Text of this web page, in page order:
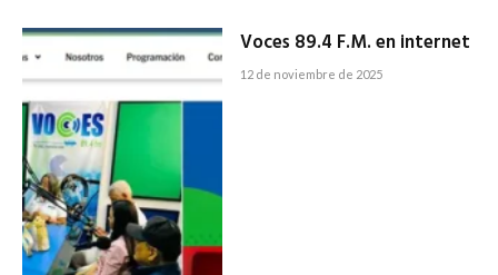
Voces 89.4 F.M. en internet
12 de noviembre de 2025